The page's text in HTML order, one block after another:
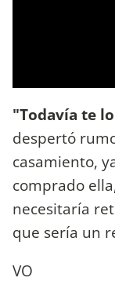
"Todavía te
despertó
casamiento,
comprado
necesitaría
que sería un
VO